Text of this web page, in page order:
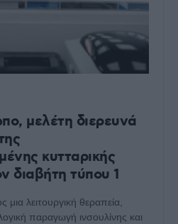
μελέτη διερευνά
κυτταρικής
διαβήτη τύπου 1
λειτουργική θεραπεία,
παραγωγή ινσουλίνης και